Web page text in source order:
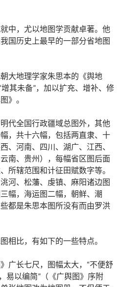
中，尤以地图学贡献卓著。他
国历史上最早的一部分省地图
大地理学家朱思本的《舆地
其未备”，加以扩充、增补、修
》。
代全国行政疆域总图外，其他
，共十六幅，包括两直隶、十
、河南、四川、湖广、江西、
南、贵州），每幅省区图后面
所辖范围和计征田赋数字等。
河、松藩、虔镇、麻阳诸边图
幅，海运图二幅，朝鲜、潮
都是朱思本图所没有而由罗洪
相比，有如下的一些特点。
广长七尺，图幅太大，“不便舒
易以编简”（《广舆图》序附